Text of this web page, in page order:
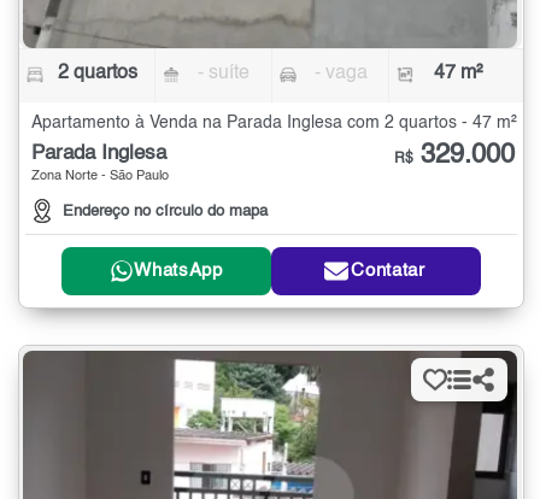
2 quartos - suíte - vaga 47 m²
Apartamento à Venda na Parada Inglesa com 2 quartos - 47 m²
Parada Inglesa
Zona Norte - São Paulo
Endereço no círculo do mapa
R$ 329.000
WhatsApp Contatar